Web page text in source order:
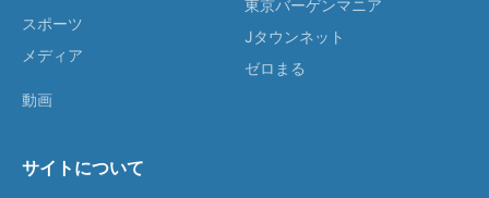
スポーツ
メディア
動画
東京バーゲンマニア
Jタウンネット
ゼロまる
サイトについて